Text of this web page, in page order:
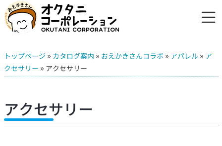
トップページ » カタログ案内 » おえかきさんコラボ » アパレル » ア
クセサリー » アクセサリー
アクセサリー